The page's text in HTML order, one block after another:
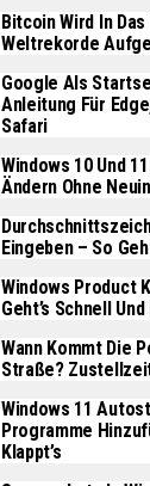
Bitcoin Wird In
Weltrekorde
Google Als
Anleitung Für
Safari
Windows 10 Und
Ändern Ohne
Eingeben – So
Windows Product
Geht’s Schnell
Wann Kommt Die
Straße?
Windows 11
Programme
Klappt’s